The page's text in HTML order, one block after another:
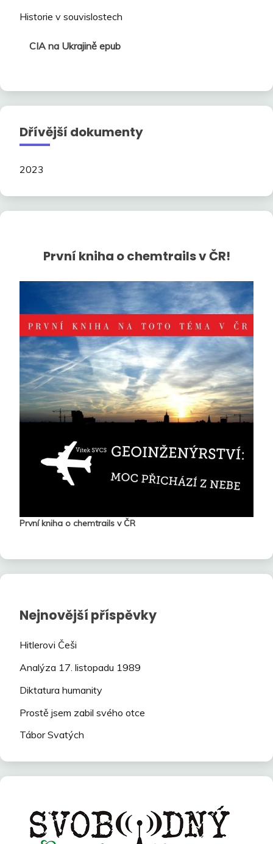
Historie v souvislostech
CIA na Ukrajině epub
Dřívější dokumenty
2023
První kniha o chemtrails v ČR!
První kniha o chemtrails v ČR
Nejnovější příspěvky
Hitlerovi Češi
Analýza 17. listopadu 1989
Diktatura humanity
Prostě jsem zabil svého otce
Tábor Svatých